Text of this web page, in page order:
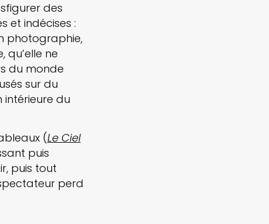
des
et indécises :
photographie,
qu’elle ne
du monde
sur du
intérieure du
(Le Ciel
puis
puis tout
perd